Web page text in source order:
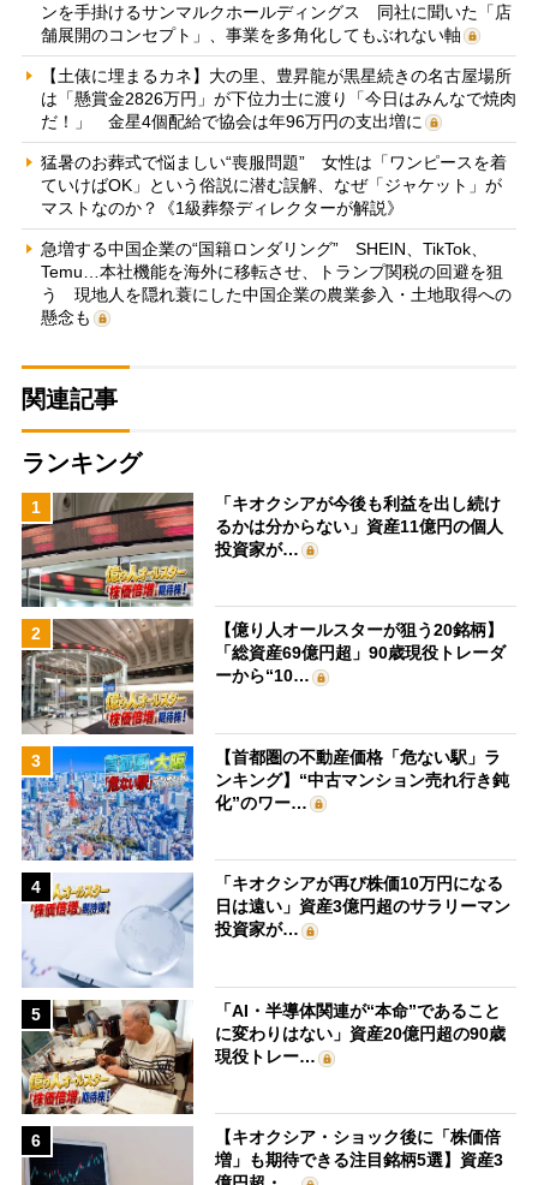
ンを手掛けるサンマルクホールディングス 同社に聞いた「店
舗展開のコンセプト」、事業を多角化してもぶれない軸
【土俵に埋まるカネ】大の里、豊昇龍が黒星続きの名古屋場所
は「懸賞金2826万円」が下位力士に渡り「今日はみんなで焼肉
だ！」 金星4個配給で協会は年96万円の支出増に
猛暑のお葬式で悩ましい“喪服問題” 女性は「ワンピースを着
ていけばOK」という俗説に潜む誤解、なぜ「ジャケット」が
マストなのか？《1級葬祭ディレクターが解説》
急増する中国企業の“国籍ロンダリング” SHEIN、TikTok、
Temu…本社機能を海外に移転させ、トランプ関税の回避を狙
う 現地人を隠れ蓑にした中国企業の農業参入・土地取得への
懸念も
関連記事
ランキング
1
「キオクシアが今後も利益を出し続け
るかは分からない」資産11億円の個人
投資家が…
2
【億り人オールスターが狙う20銘柄】
「総資産69億円超」90歳現役トレーダ
ーから“10…
3
【首都圏の不動産価格「危ない駅」ラ
ンキング】“中古マンション売れ行き鈍
化”のワー…
4
「キオクシアが再び株価10万円になる
日は遠い」資産3億円超のサラリーマン
投資家が…
5
「AI・半導体関連が“本命”であること
に変わりはない」資産20億円超の90歳
現役トレー…
6
【キオクシア・ショック後に「株価倍
増」も期待できる注目銘柄5選】資産3